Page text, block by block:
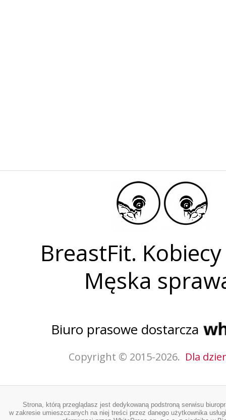
BreastFit.
Męska
Biuro prasowe dostarcza
Copyright © 2015-2026. Dla
Strona, którą przeglądasz jest dedykowaną podstroną serwisu
w zakresie umieszczanych na niej treści przez danego użytkownika